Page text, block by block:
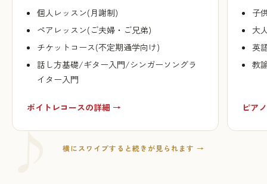
個人レッスン(月謝制)
ペアレッスン(ご夫婦・ご兄弟)
チケットコース(不定期通学向け)
話し方基礎/ギター入門/シンガーソングラ
イター入門
ボイトレコースの詳細 →
子
大
英
教
ピア
横にスワイプすると続きが見られます →